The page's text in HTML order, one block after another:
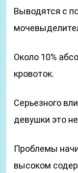
Выводятся с
Около 10%
кровоток.
Серьезного
девушки это
Проблемы
высоком